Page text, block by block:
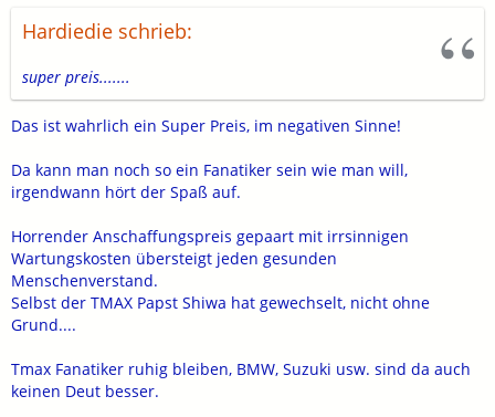
Hardiedie schrieb:
super preis.......
Das ist wahrlich ein Super Preis, im negativen Sinne!
Da kann man noch so ein Fanatiker sein wie man will,
irgendwann hört der Spaß auf.
Horrender Anschaffungspreis gepaart mit irrsinnigen
Wartungskosten übersteigt jeden gesunden
Menschenverstand.
Selbst der TMAX Papst Shiwa hat gewechselt, nicht ohne
Grund....
Tmax Fanatiker ruhig bleiben, BMW, Suzuki usw. sind da auch
keinen Deut besser.